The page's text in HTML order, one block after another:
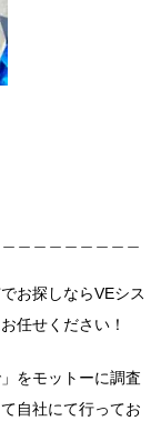
＿＿＿＿＿＿＿＿
お探しならVEシス
任せください！
をモットーに調査
自社にて行ってお